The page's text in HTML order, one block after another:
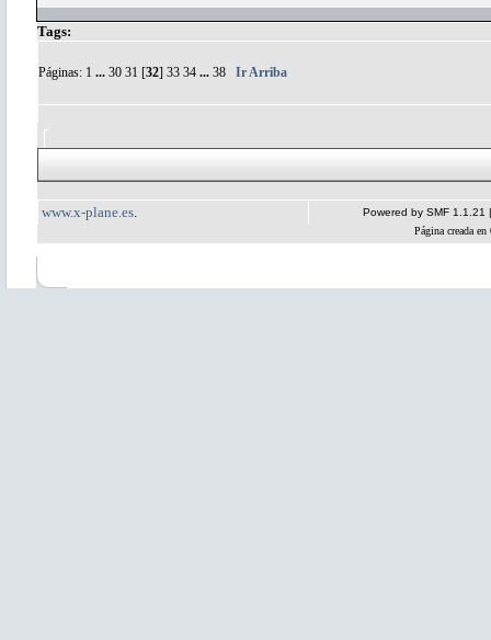
Tags:
Páginas: 1 ... 30 31 [32] 33 34 ... 38 Ir Arriba
www.x-plane.es Powered by SMF 1.1.21
Página creada